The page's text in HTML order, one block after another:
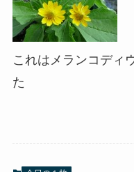
これはメランコディ
た